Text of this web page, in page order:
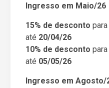
Ingresso em Maio/26
15% de desconto
até 20/04/26
10% de desconto
até 05/05/26
Ingresso em Agosto/